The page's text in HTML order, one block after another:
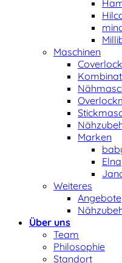
Maschinen
Marken
Elna
Weiteres
Angebote
Über uns
Team
Philosophie
Standort